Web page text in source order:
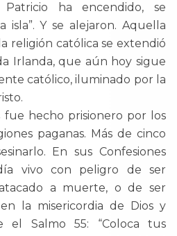
ha encendido, se
Y se alejaron. Aquella
religión católica se extendió
Irlanda, que aún hoy sigue
católico, iluminado por la
fue hecho prisionero por los
paganas. Más de cinco
En sus Confesiones
vivo con peligro de ser
a muerte, o de ser
la misericordia de Dios y
Salmo 55: “Coloca tus